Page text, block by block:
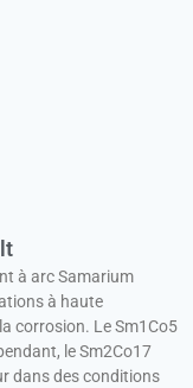
à arc Samarium
à haute
corrosion. Le Sm1Co5
le Sm2Co17
dans des conditions